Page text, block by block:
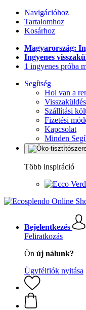
Navigációhoz
Tartalomhoz
Kosárhoz
Magyarország:
Ingyenes
1 ingyenes próba
Segítség
Hol van a
Visszaküldés
Szállítási
Fizetési
Kapcsolat
Minden
Több inspiráció
Bejelentkezés
Feliratkozás
Ön új nálunk?
Ügyfélfiók nyitása